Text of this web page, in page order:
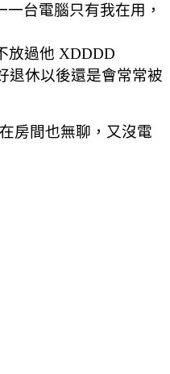
台電腦只有我在用，
放過他 XDDDD
退休以後還是會常常被
房間也無聊，又沒電